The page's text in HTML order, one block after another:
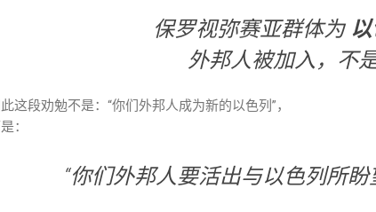
保罗视弥赛亚群体为
外邦人被加入，不
此这段劝勉不是：“你们外邦人成为新的以色列”，
：
“你们外邦人要活出与以色列所